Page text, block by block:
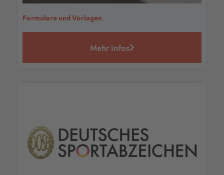
Formulare und Vorlagen
Mehr Infos